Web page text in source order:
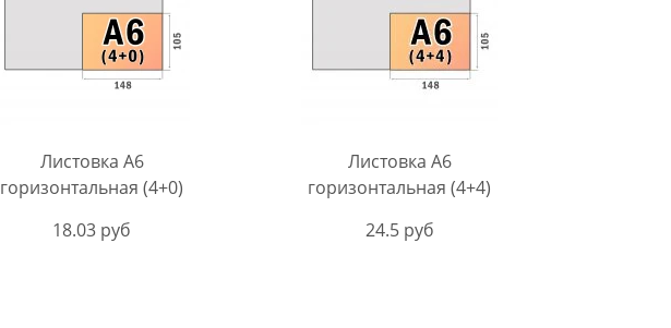
Листовка A6
горизонтальная (4+0)
18.03 руб
Листовка A6
горизонтальная (4+4)
24.5 руб